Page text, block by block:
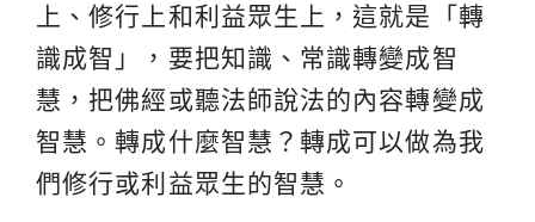
上、修行上和利益眾生上，這就是「轉
識成智」，要把知識、常識轉變成智
慧，把佛經或聽法師說法的內容轉變成
智慧。轉成什麼智慧？轉成可以做為我
們修行或利益眾生的智慧。